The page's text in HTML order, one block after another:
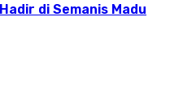
di Semanis Madu